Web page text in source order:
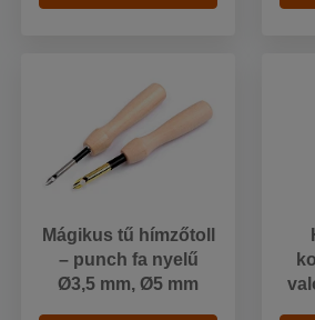
Mágikus tű hímzőtoll
– punch fa nyelű
Ø3,5 mm, Ø5 mm